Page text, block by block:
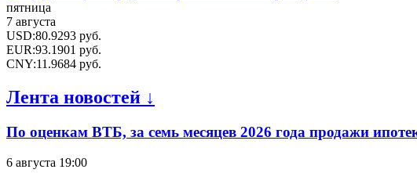
пятница
7 августа
USD:80.9293 руб.
EUR:93.1901 руб.
CNY:11.9684 руб.
Лента новостей ↓
По оценкам ВТБ, за семь месяцев 2026 года продажи
6 августа 19:00